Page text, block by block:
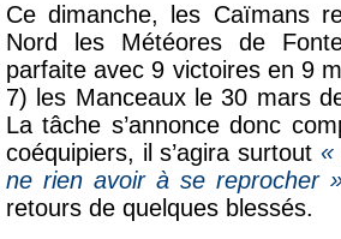
Ce dimanche, les Caïmans
Nord les Météores de
parfaite avec 9 victoires en 9
7) les Manceaux le 30 mars
La tâche s’annonce donc
coéquipiers, il s’agira surtout «
ne rien avoir à se reprocher
retours de quelques blessés.